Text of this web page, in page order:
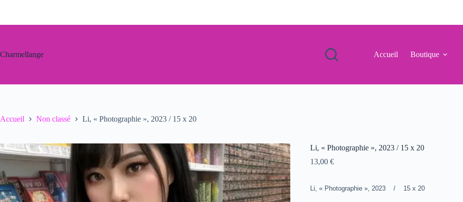
Charmellange Accueil Boutique
Accueil Non classé Li, « Photographie », 2023 / 15 x 20
Li, « Photographie », 2023 / 15 x 20
13,00 €
Li, « Photographie », 2023 / 15 x 20